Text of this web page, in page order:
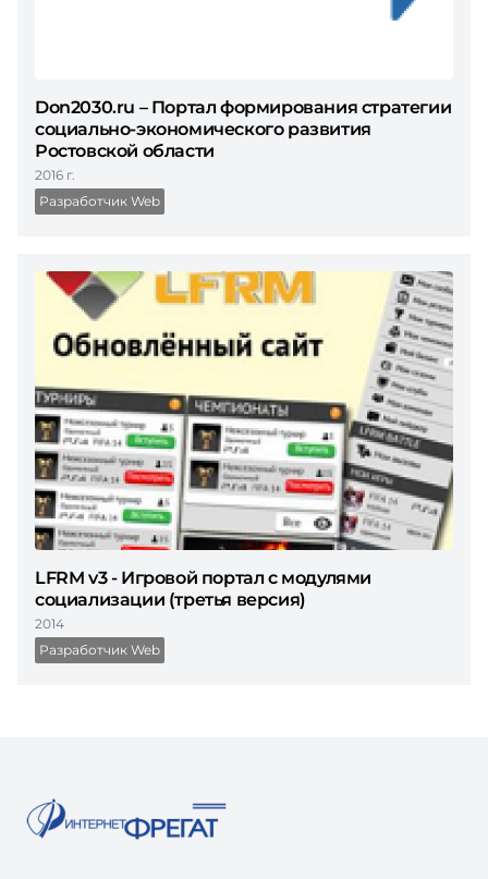
Don2030.ru – Портал формирования стратегии
социально-экономического развития
Ростовской области
2016 г.
Разработчик Web
LFRM v3 - Игровой портал с модулями
социализации (третья версия)
2014
Разработчик Web